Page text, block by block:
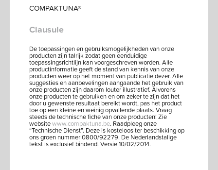
COMPAKTUNA®
Clausule
De toepassingen en gebruiksmogelijkheden van onze
producten zijn talrijk zodat geen eenduidige
toepassingsrichtlijn kan voorgeschreven worden. Alle
productinformatie geeft de stand van kennis van onze
producten weer op het moment van publicatie dezer. Alle
suggesties en aanbevelingen aangaande het gebruik van
onze producten zijn daarom louter illustratief. Alvorens
onze producten te gebruiken en om zeker te zijn dat het
door u gewenste resultaat bereikt wordt, pas het product
toe op een kleine en weinig opvallende plaats. Vraag
steeds de technische fiche van onze producten! Zie
websitewww.compaktuna.be. Raadpleeg onze
“Technische Dienst”. Deze is kosteloos ter beschikking op
ons groen nummer 0800/92279. De Nederlandstalige
tekst is exclusief bindend. Versie 10/02/2014.